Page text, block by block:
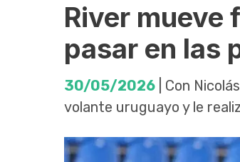
River mueve
pasar en las
30/05/2026 | Con
volante uruguayo y le